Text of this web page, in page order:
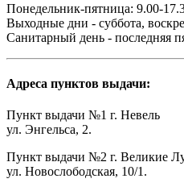
Понедельник-пятница: 9.00-
Выходные дни - суббота,
Санитарный день - последняя
Адреса пунктов выдачи:
Пункт выдачи №1 г. Невель
ул. Энгельса, 2.
Пункт выдачи №2 г. Великие
ул. Новослободская, 10/1.